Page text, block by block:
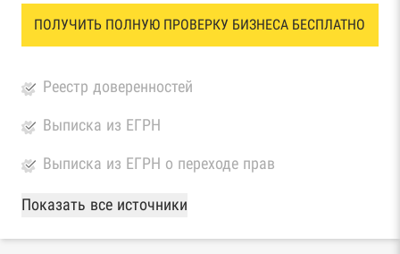
ПОЛУЧИТЬ ПОЛНУЮ ПРОВЕРКУ БИЗНЕСА БЕСПЛАТНО
Реестр доверенностей
Выписка из ЕГРН
Выписка из ЕГРН о переходе прав
База Росстата
Реестры ЕГРЮЛ и ЕГРИП Федеральной
Показать все источники